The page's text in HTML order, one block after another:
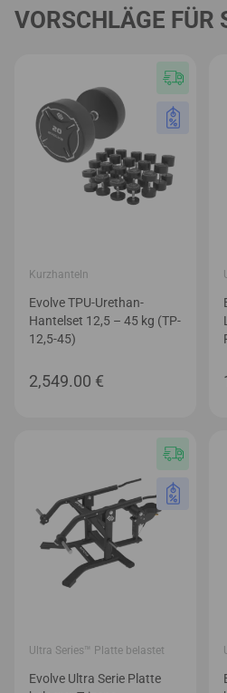
VORSCHLÄGE FÜR
Kurzhanteln
Evolve TPU-Urethan-
Hantelset 12,5 – 45 kg (TP-
12,5-45)
2,549.00 €
Ultra Series™ Platte belastet
Evolve Ultra Serie Platte